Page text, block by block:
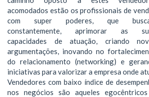
acomodados estão os profissionais de
com super poderes, que
constantemente, aprimorar as
capacidades de atuação, criando
argumentações, inovando no
do relacionamento (networking) e
iniciativas para valorizar a empresa onde
Vendedores com baixo índice de
nos negócios são aqueles